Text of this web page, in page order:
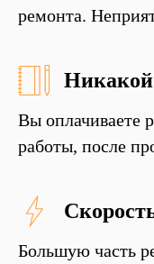
ремонта.
Вы оплачиваете
работы, после
Большую часть